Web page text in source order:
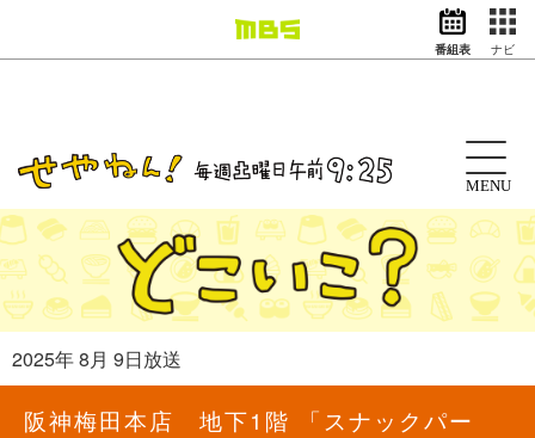
ドラマ
アニメ
動画イズム ニュース
天気・防災 イベント
映画
グッズ
番組表 ナビ
MENU
2025年 8月 9日放送
阪神梅田本店 地下1階 「スナックパー